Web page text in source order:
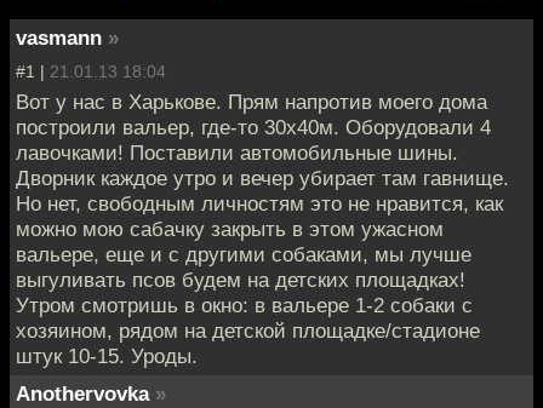
vasmann »
#1 | 21.01.13 18:04
Вот у нас в Харькове. Прям напротив моего дома
построили вальер, где-то 30х40м. Оборудовали 4
лавочками! Поставили автомобильные шины.
Дворник каждое утро и вечер убирает там гавнище.
Но нет, свободным личностям это не нравится, как
можно мою сабачку закрыть в этом ужасном
вальере, еще и с другими собаками, мы лучше
выгуливать псов будем на детских площадках!
Утром смотришь в окно: в вальере 1-2 собаки с
хозяином, рядом на детской площадке/стадионе
штук 10-15. Уроды.
Anothervovka »